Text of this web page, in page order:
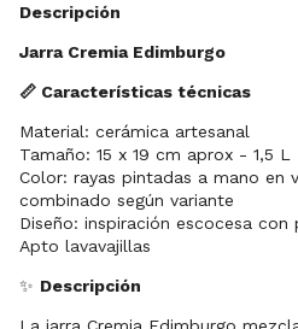
Descripción
Jarra Cremia Edimburgo
📏 Características técnicas
Material: cerámica artesanal
Tamaño: 15 x 19 cm aprox - 1,5 L
Color: rayas pintadas a mano en
combinado según variante
Diseño: inspiración escocesa
Apto lavavajillas
✨ Descripción